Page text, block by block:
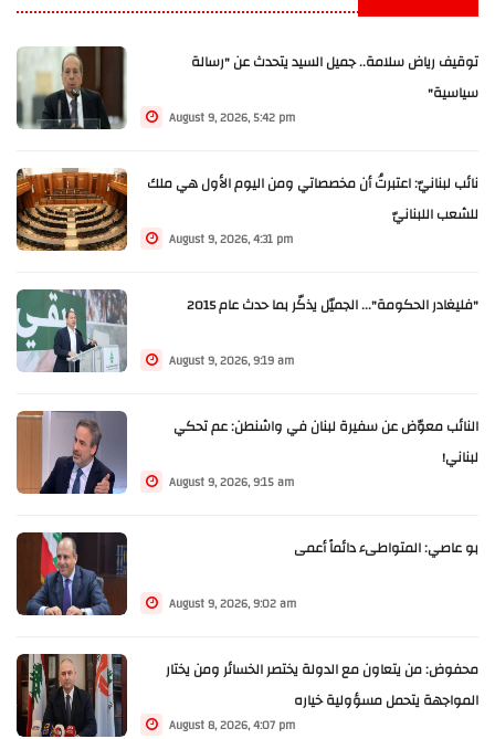
توقيف رياض سلامة.. جميل السيد يتحدث عن "رسالة
سياسية"
August 9, 2026, 5:42 pm
نائب لبنانيّ: اعتبرتُ أن مخصصاتي ومن اليوم الأول هي ملك
للشعب اللبنانيّ
August 9, 2026, 4:31 pm
"فليغادر الحكومة"... الجميّل يذكّر بما حدث عام 2015
August 9, 2026, 9:19 am
النائب معوّض عن سفيرة لبنان في واشنطن: عم تحكي
لبناني!
August 9, 2026, 9:15 am
بو عاصي: المتواطىء دائماً أعمى
August 9, 2026, 9:02 am
محفوض: من يتعاون مع الدولة يختصر الخسائر ومن يختار
المواجهة يتحمل مسؤولية خياره
August 8, 2026, 4:07 pm